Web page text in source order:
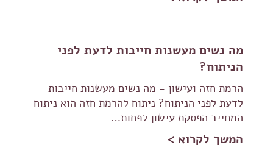
מה נשים מעשנות חייבות לדעת לפני
הניתוח?
הרמת חזה ועישון - מה נשים מעשנות חייבות
לדעת לפני הניתוח? ניתוח להרמת חזה הוא ניתוח
המחייב הפסקת עישון לפחות…
המשך לקרוא >